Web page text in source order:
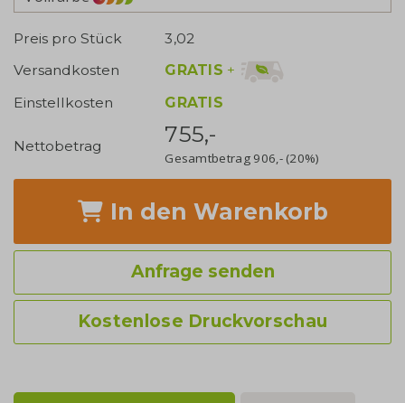
Preis pro Stück
3,02
Versandkosten
GRATIS +
Einstellkosten
GRATIS
Nettobetrag 755,-
Gesamtbetrag 906,- (20%)
In den Warenkorb
Anfrage senden
Kostenlose Druckvorschau